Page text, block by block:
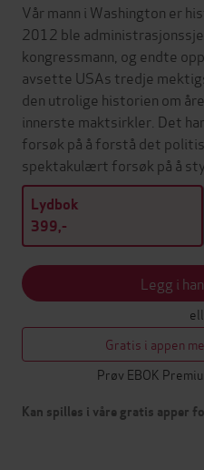
Vår mann i Washington er
2012 ble
kongressmann, og endte
avsette USAs tredje
den utrolige historien om
innerste maktsirkler. Det
forsøk på å forstå det
spektakulært forsøk på å
Lydbok
399,-
Legg i
Gratis i appen
Prøv EBOK
Kan spilles i våre gratis apper